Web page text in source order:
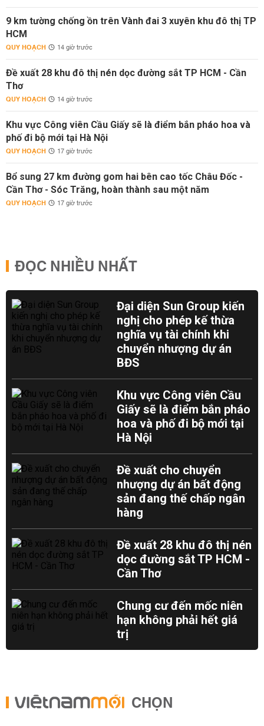
9 km tường chống ồn trên Vành đai 3 xuyên khu đô thị TP
HCM
QUY HOẠCH 14 giờ trước
Đề xuất 28 khu đô thị nén dọc đường sắt TP HCM - Cần
Thơ
QUY HOẠCH 14 giờ trước
Khu vực Công viên Cầu Giấy sẽ là điểm bắn pháo hoa và
phố đi bộ mới tại Hà Nội
QUY HOẠCH 17 giờ trước
Bổ sung 27 km đường gom hai bên cao tốc Châu Đốc -
Cần Thơ - Sóc Trăng, hoàn thành sau một năm
QUY HOẠCH 17 giờ trước
ĐỌC NHIỀU NHẤT
Đại diện Sun Group kiến
nghị cho phép kế thừa
nghĩa vụ tài chính khi
chuyển nhượng dự án
BĐS
Khu vực Công viên Cầu
Giấy sẽ là điểm bắn pháo
hoa và phố đi bộ mới tại
Hà Nội
Đề xuất cho chuyển
nhượng dự án bất động
sản đang thế chấp ngân
hàng
Đề xuất 28 khu đô thị nén
dọc đường sắt TP HCM -
Cần Thơ
Chung cư đến mốc niên
hạn không phải hết giá
trị
CHỌN